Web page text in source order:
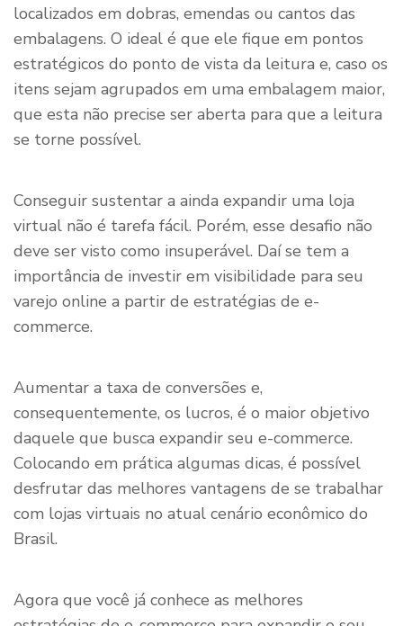
localizados em dobras, emendas ou cantos das
embalagens. O ideal é que ele fique em pontos
estratégicos do ponto de vista da leitura e, caso os
itens sejam agrupados em uma embalagem maior,
que esta não precise ser aberta para que a leitura
se torne possível.
Conseguir sustentar a ainda expandir uma loja
virtual não é tarefa fácil. Porém, esse desafio não
deve ser visto como insuperável. Daí se tem a
importância de investir em visibilidade para seu
varejo online a partir de estratégias de e-
commerce.
Aumentar a taxa de conversões e,
consequentemente, os lucros, é o maior objetivo
daquele que busca expandir seu e-commerce.
Colocando em prática algumas dicas, é possível
desfrutar das melhores vantagens de se trabalhar
com lojas virtuais no atual cenário econômico do
Brasil.
Agora que você já conhece as melhores